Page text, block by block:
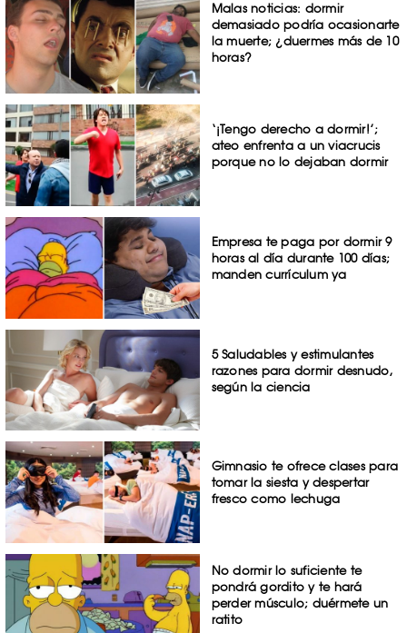
Malas noticias: dormir
demasiado podría ocasionarte
la muerte; ¿duermes más de 10
horas?
‘¡Tengo derecho a dormir!’;
ateo enfrenta a un viacrucis
porque no lo dejaban dormir
Empresa te paga por dormir 9
horas al día durante 100 días;
manden currículum ya
5 Saludables y estimulantes
razones para dormir desnudo,
según la ciencia
Gimnasio te ofrece clases para
tomar la siesta y despertar
fresco como lechuga
No dormir lo suficiente te
pondrá gordito y te hará
perder músculo; duérmete un
ratito